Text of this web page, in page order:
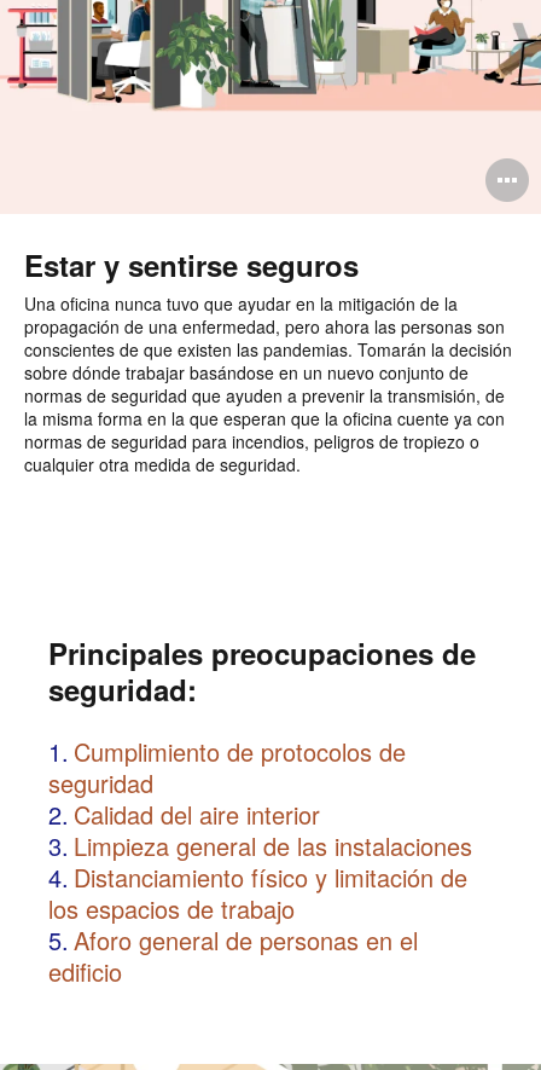
Estar y sentirse seguros
Una oficina nunca tuvo que ayudar en la mitigación de la
propagación de una enfermedad, pero ahora las personas son
conscientes de que existen las pandemias. Tomarán la decisión
sobre dónde trabajar basándose en un nuevo conjunto de
normas de seguridad que ayuden a prevenir la transmisión, de
la misma forma en la que esperan que la oficina cuente ya con
normas de seguridad para incendios, peligros de tropiezo o
cualquier otra medida de seguridad.
Principales preocupaciones de
seguridad:
1. Cumplimiento de protocolos de
seguridad
2. Calidad del aire interior
3. Limpieza general de las instalaciones
4. Distanciamiento físico y limitación de
los espacios de trabajo
5. Aforo general de personas en el
edificio